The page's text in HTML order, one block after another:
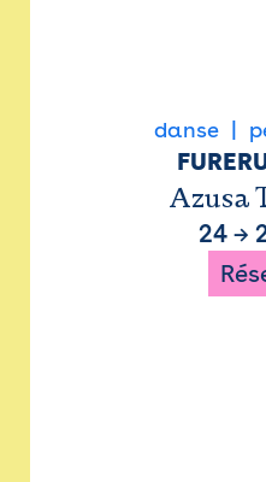
danse
Azusa
24→